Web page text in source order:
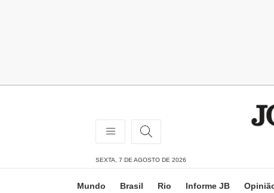
SEXTA, 7 DE AGOSTO DE 2026
Mundo Brasil Rio Informe JB